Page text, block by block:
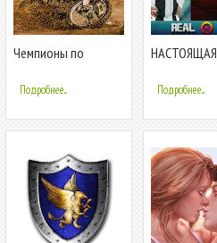
Чемпионы по
Подробнее...
НАСТОЯЩАЯ
ФУТБОЛА
Подробнее...